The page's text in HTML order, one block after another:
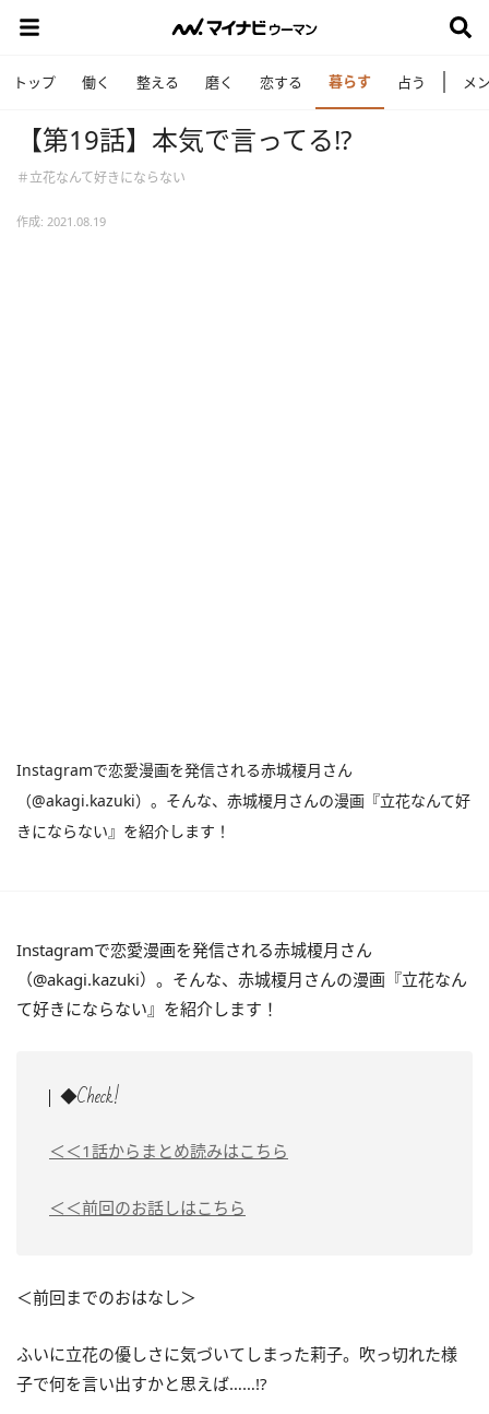
トップ 働く 整える 磨く 恋する 暮らす 占う メ
【第19話】本気で言ってる!?
＃立花なんて好きにならない
作成: 2021.08.19
Instagramで恋愛漫画を発信される赤城榎月さん
（@akagi.kazuki）。そんな、赤城榎月さんの漫画『立花なんて好
きにならない』を紹介します！
Instagramで恋愛漫画を発信される赤城榎月さん
（@akagi.kazuki）。そんな、赤城榎月さんの漫画『立花なん
て好きにならない』を紹介します！
◆Check!
＜＜1話からまとめ読みはこちら
＜＜前回のお話しはこちら
＜前回までのおはなし＞
ふいに立花の優しさに気づいてしまった莉子。吹っ切れた様
子で何を言い出すかと思えば……!?